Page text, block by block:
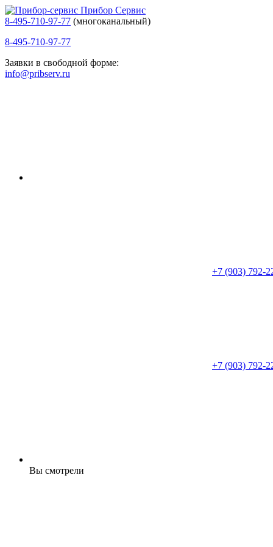
Прибор Сервис
8-495-710-97-77 (многоканальный)
8-495-710-97-77
Заявки в свободной форме:
info@pribserv.ru
+7 (903) 792-
+7 (903) 792-
Вы смотрели